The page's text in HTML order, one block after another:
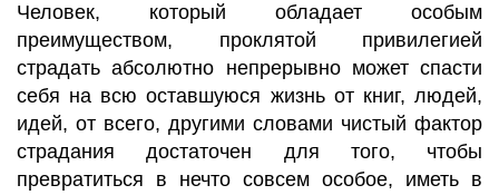
Человек, который обладает особым
преимуществом, проклятой привилегией
страдать абсолютно непрерывно может спасти
себя на всю оставшуюся жизнь от книг, людей,
идей, от всего, другими словами чистый фактор
страдания достаточен для того, чтобы
превратиться в нечто совсем особое, иметь в